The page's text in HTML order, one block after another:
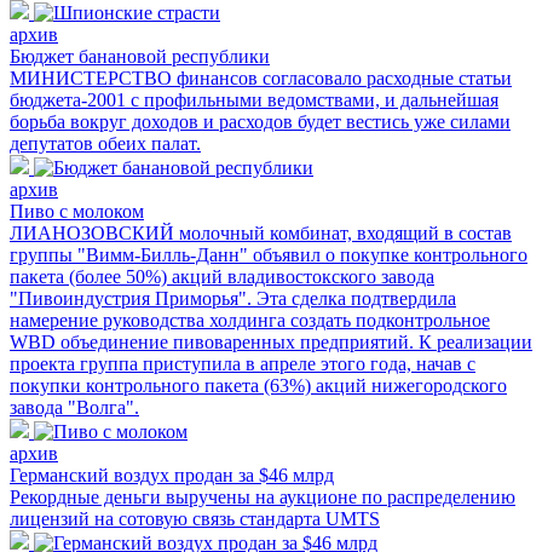
архив
Бюджет банановой республики
МИНИСТЕРСТВО финансов согласовало расходные статьи
бюджета-2001 с профильными ведомствами, и дальнейшая
борьба вокруг доходов и расходов будет вестись уже силами
депутатов обеих палат.
архив
Пиво с молоком
ЛИАНОЗОВСКИЙ молочный комбинат, входящий в состав
группы "Вимм-Билль-Данн" объявил о покупке контрольного
пакета (более 50%) акций владивостокского завода
"Пивоиндустрия Приморья". Эта сделка подтвердила
намерение руководства холдинга создать подконтрольное
WBD объединение пивоваренных предприятий. К реализации
проекта группа приступила в апреле этого года, начав с
покупки контрольного пакета (63%) акций нижегородского
завода "Волга".
архив
Германский воздух продан за $46 млрд
Рекордные деньги выручены на аукционе по распределению
лицензий на сотовую связь стандарта UMTS